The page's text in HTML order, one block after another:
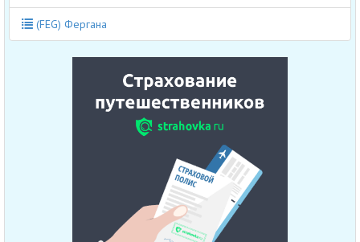
(FEG) Фергана